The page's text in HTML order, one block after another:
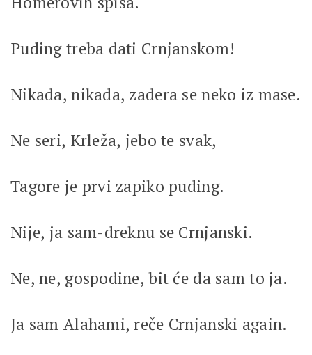
Puding treba dati Crnjanskom!
Nikada, nikada, zadera se neko iz mase.
Ne seri, Krleža, jebo te svak,
Tagore je prvi zapiko puding.
Nije, ja sam-dreknu se Crnjanski.
Ne, ne, gospodine, bit će da sam to ja.
Ja sam Alahami, reče Crnjanski again.